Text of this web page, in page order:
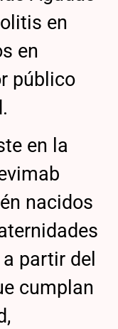
en
en
público
en la
nacidos
partir del
cumplan